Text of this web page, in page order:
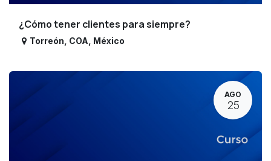
¿Cómo tener clientes para siempre?
Torreón COA México
AGO
25